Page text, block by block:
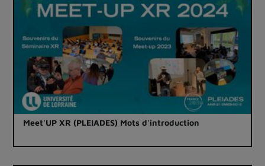
Meet'UP XR (PLEIADES) Mots d'introduction